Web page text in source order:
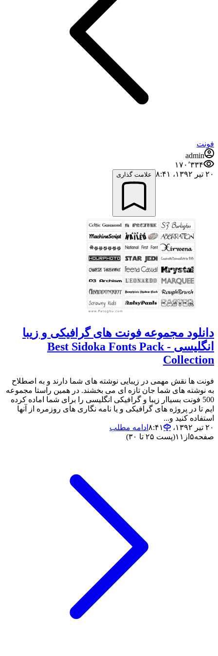
فونت
admin
۱۷۰٬۳۳۴
۲۰ تیر ۱۳۹۲،‏ ۸:۴۱
علامت گذاری
دانلود مجموعه فونت های گرافیکی و زیبا
انگلیسی - Best Sidoka Fonts Pack
Collection
فونت ها نقش مهمی در زیبایی نوشته های شما دارند و به اصطلاح
به نوشته های شما جان تازه ای می بخشند. در همین راستا مجموعه
500 فونت بسیاار زیبا و گرافیکی انگلیسی را برای شما اماده کرده
ایم تا در پروژه های گرافیکی و یا نامه نگاری های روزمره از آنها
استفاده کنید و...
۲۰ تیر ۱۳۹۲،‏ ۸:۴۱
ادامه مطلب
صفحه۵ از ۱۱(پست ۲۵ تا ۳۰)